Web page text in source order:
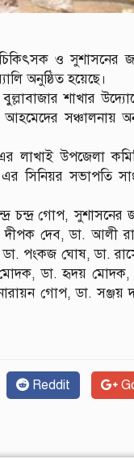
চিকিৎসক ও
অনুষ্ঠিত হয়েছে।
শাখার
সঞ্চালনায়
লাখাই উপজেলা
সভাপতি
চন্দ্র গোপ,
দীপক দেব, ডা. আলী
পংকজ ঘোষ, ডা.
ডা. হৃদয় মোদক,
গোপ, ডা. সঞ্জয়
Reddit